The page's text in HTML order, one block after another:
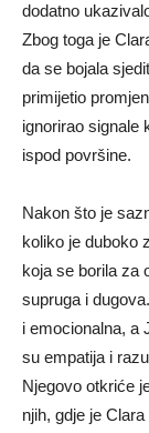
dodatno
Zbog toga je
da se bojala
primijetio
ignorirao signale
ispod površine.
Nakon što je
koliko je duboko
koja se borila za
supruga i
i emocionalna, a
su empatija i
Njegovo otkriće
njih, gdje je